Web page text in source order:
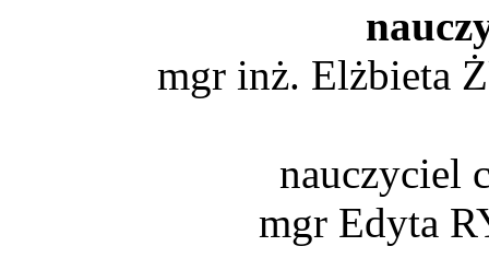
mgr inż. Elżbieta
nauczyciel
mgr Edyta